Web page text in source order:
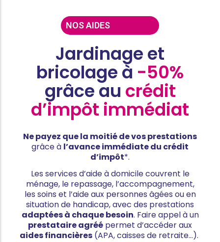
NOS AIDES
Jardinage et
bricolage à -50%
grâce au crédit
d’impôt immédiat
Ne payez que la moitié de vos prestations
grâce à l’avance immédiate du crédit
d’impôt*.
Les services d’aide à domicile couvrent le
ménage, le repassage, l’accompagnement,
les soins et l’aide aux personnes âgées ou en
situation de handicap, avec des prestations
adaptées à chaque besoin. Faire appel à un
prestataire agréé permet d’accéder aux
aides financières (APA, caisses de retraite…).